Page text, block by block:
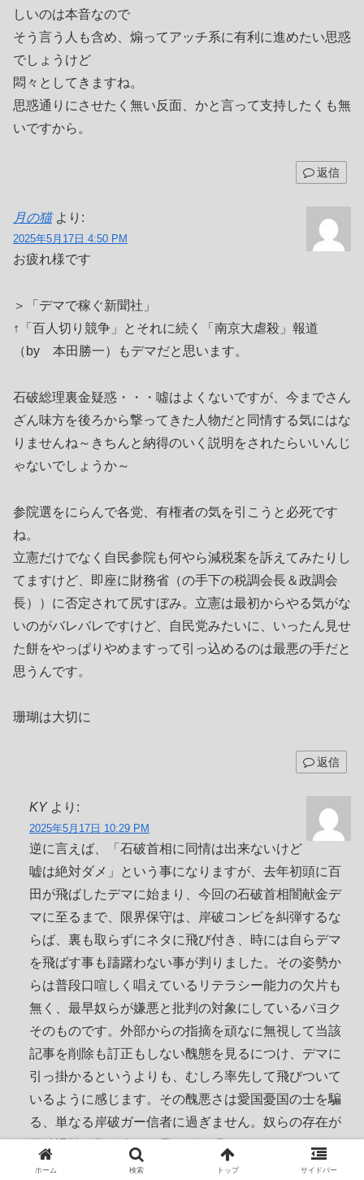
しいのは本音なので
そう言う人も含め、煽ってアッチ系に有利に進めたい思惑
でしょうけど
悶々としてきますね。
思惑通りにさせたく無い反面、かと言って支持したくも無
いですから。
返信
月の猫 より:
2025年5月17日 4:50 PM
お疲れ様です
＞「デマで稼ぐ新聞社」
↑「百人切り競争」とそれに続く「南京大虐殺」報道
（by 本田勝一）もデマだと思います。
石破総理裏金疑惑・・・噓はよくないですが、今までさん
ざん味方を後ろから撃ってきた人物だと同情する気にはな
りませんね～きちんと納得のいく説明をされたらいいんじ
ゃないでしょうか～
参院選をにらんで各党、有権者の気を引こうと必死です
ね。
立憲だけでなく自民参院も何やら減税案を訴えてみたりし
てますけど、即座に財務省（の手下の税調会長＆政調会
長））に否定されて尻すぼみ。立憲は最初からやる気がな
いのがバレバレですけど、自民党みたいに、いったん見せ
た餅をやっぱりやめますって引っ込めるのは最悪の手だと
思うんです。
珊瑚は大切に
返信
KY より:
2025年5月17日 10:29 PM
逆に言えば、「石破首相に同情は出来ないけど
嘘は絶対ダメ」という事になりますが、去年初頭に百
田が飛ばしたデマに始まり、今回の石破首相闇献金デ
マに至るまで、限界保守は、岸破コンビを糾弾するな
らば、裏も取らずにネタに飛び付き、時には自らデマ
を飛ばす事も躊躇わない事が判りました。その姿勢か
らは普段口喧しく唱えているリテラシー能力の欠片も
無く、最早奴らが嫌悪と批判の対象にしているパヨク
そのものです。外部からの指摘を頑なに無視して当該
記事を削除も訂正もしない醜態を見るにつけ、デマに
引っ掛かるというよりも、むしろ率先して飛びついて
いるように感じます。その醜悪さは愛国憂国の士を騙
る、単なる岸破ガー信者に過ぎません。奴らの存在が
石破退陣を願う人々の足を引っ張っているのですが、
当然奴らにその自覚は無いようです。自覚があるなら
ホーム 検索 トップ サイドバー